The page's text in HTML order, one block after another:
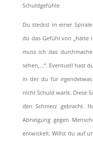
Schuldgefühle
Du steckst in einer
du das Gefühl von „hätte
muss ich das
sehen,…“. Eventuell hast
in der du für
nicht Schuld warst. Diese
den Schmerz gebracht.
Abneigung gegen
entwickelt. Willst du auf